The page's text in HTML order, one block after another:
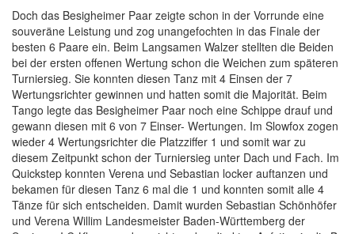
Doch das Besigheimer Paar zeigte schon in der Vorrunde eine
souveräne Leistung und zog unangefochten in das Finale der
besten 6 Paare ein. Beim Langsamen Walzer stellten die Beiden
bei der ersten offenen Wertung schon die Weichen zum späteren
Turniersieg. Sie konnten diesen Tanz mit 4 Einsen der 7
Wertungsrichter gewinnen und hatten somit die Majorität. Beim
Tango legte das Besigheimer Paar noch eine Schippe drauf und
gewann diesen mit 6 von 7 Einser- Wertungen. Im Slowfox zogen
wieder 4 Wertungsrichter die Platzziffer 1 und somit war zu
diesem Zeitpunkt schon der Turniersieg unter Dach und Fach. Im
Quickstep konnten Verena und Sebastian locker auftanzen und
bekamen für diesen Tanz 6 mal die 1 und konnten somit alle 4
Tänze für sich entscheiden. Damit wurden Sebastian Schönhöfer
und Verena Willim Landesmeister Baden-Württemberg der